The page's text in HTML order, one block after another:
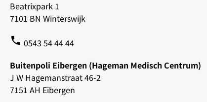
Beatrixpark 1
7101 BN Winterswijk
phone 0543 54 44 44
Buitenpoli Eibergen (Hageman Medisch Centrum)
J W Hagemanstraat 46-2
7151 AH Eibergen